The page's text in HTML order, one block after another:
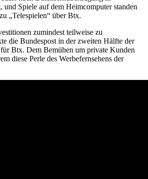
und Spiele auf dem Heimcomputer standen
„Telespielen“ über Btx.
zumindest teilweise zu
die Bundespost in der zweiten Hälfte der
Btx. Dem Bemühen um private Kunden
diese Perle des Werbefernsehens der